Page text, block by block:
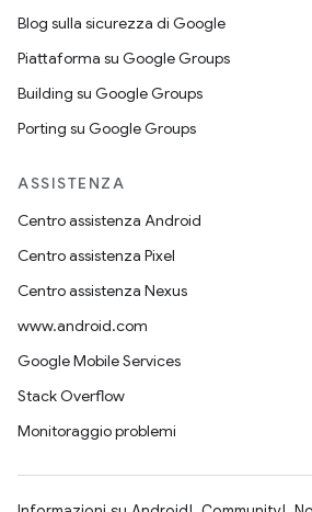
Blog sulla sicurezza di Google
Piattaforma su Google Groups
Building su Google Groups
Porting su Google Groups
ASSISTENZA
Centro assistenza Android
Centro assistenza Pixel
Centro assistenza Nexus
www.android.com
Google Mobile Services
Stack Overflow
Monitoraggio problemi